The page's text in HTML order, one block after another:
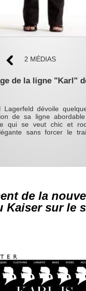
2 MÉDIAS
de la ligne "Karl"
Lagerfeld dévoile
de sa ligne
qui se veut chic et
sans forcer le
de la
Kaiser sur le